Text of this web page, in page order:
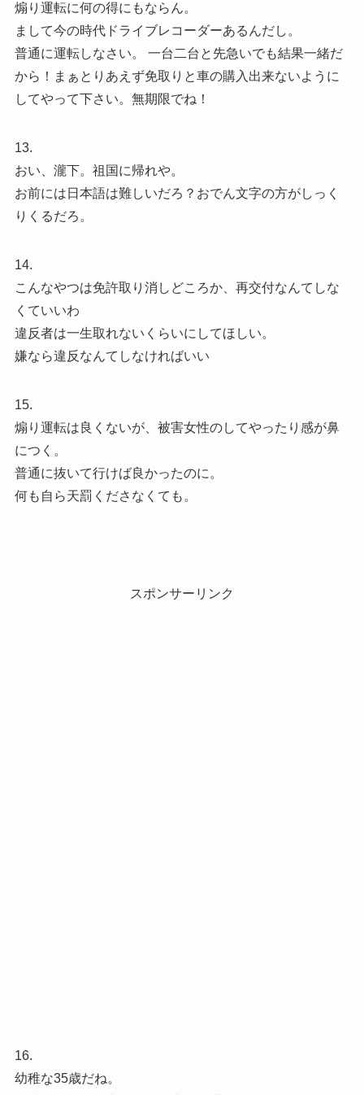
煽り運転に何の得にもならん。
まして今の時代ドライブレコーダーあるんだし。
普通に運転しなさい。 一台二台と先急いでも結果一緒だ
から！まぁとりあえず免取りと車の購入出来ないように
してやって下さい。無期限でね！
13.
おい、瀧下。祖国に帰れや。
お前には日本語は難しいだろ？おでん文字の方がしっく
りくるだろ。
14.
こんなやつは免許取り消しどころか、再交付なんてしな
くていいわ
違反者は一生取れないくらいにしてほしい。
嫌なら違反なんてしなければいい
15.
煽り運転は良くないが、被害女性のしてやったり感が鼻
につく。
普通に抜いて行けば良かったのに。
何も自ら天罰くださなくても。
スポンサーリンク
16.
幼稚な35歳だね。